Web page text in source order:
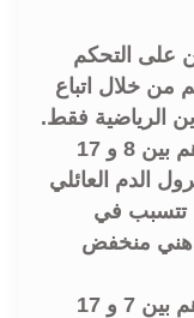
على التحكم
من خلال اتباع
الرياضية فقط.
الأطفال الذين تتراوح أعمارهم بين 8 و 17
الدم العائلي
تتسبب في
منخفض
الأطفال الذين تتراوح أعمارهم بين 7 و 17